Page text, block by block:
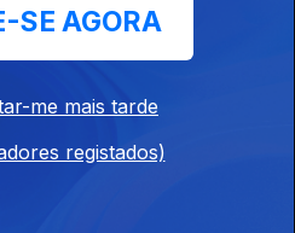
08 nov. 2024
SE AGORA
me mais tarde
registados)